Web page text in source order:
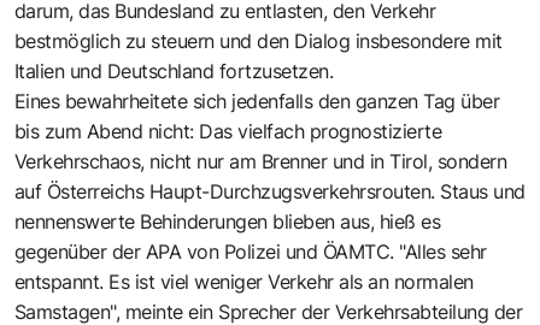
darum, das Bundesland zu entlasten, den Verkehr
bestmöglich zu steuern und den Dialog insbesondere mit
Italien und Deutschland fortzusetzen.
Eines bewahrheitete sich jedenfalls den ganzen Tag über
bis zum Abend nicht: Das vielfach prognostizierte
Verkehrschaos, nicht nur am Brenner und in Tirol, sondern
auf Österreichs Haupt-Durchzugsverkehrsrouten. Staus und
nennenswerte Behinderungen blieben aus, hieß es
gegenüber der APA von Polizei und ÖAMTC. "Alles sehr
entspannt. Es ist viel weniger Verkehr als an normalen
Samstagen", meinte ein Sprecher der Verkehrsabteilung der